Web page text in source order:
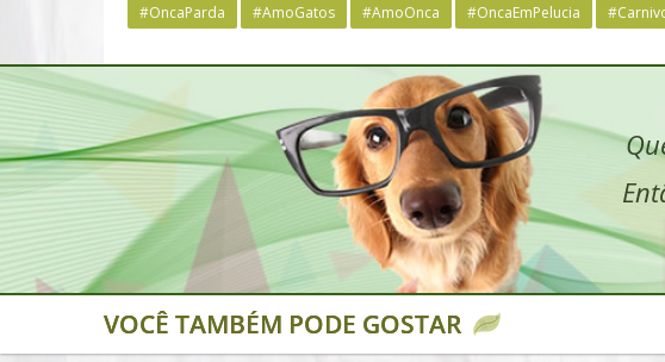
#OncaParda #AmoGatos #AmoOnca #OncaEmPelucia
VOCÊ TAMBÉM PODE GOSTAR